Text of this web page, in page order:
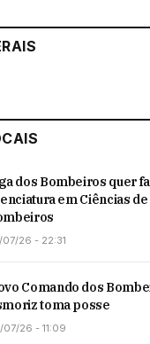
dos Bombeiros quer
em Ciências
07/26 - 22:31
Comando dos
toma posse
07/26 - 11:09